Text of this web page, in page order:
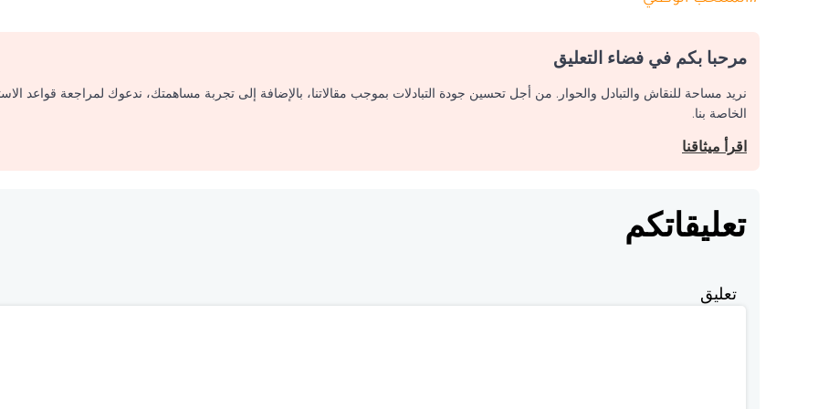
مرحبا بكم في فضاء التعليق
نريد مساحة للنقاش والتبادل والحوار. من أجل تحسين جودة التبادلات بموجب مقالاتنا، بالإضافة إلى تجربة مساهمتك، ندعوك لمراجعة قواعد
الخاصة بنا.
اقرأ ميثاقنا
تعليقاتكم
تعليق